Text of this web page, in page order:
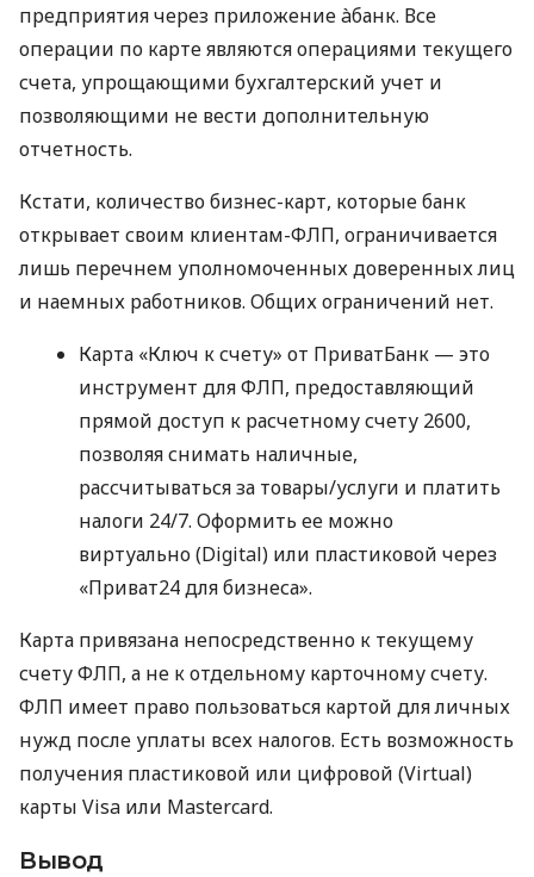
предприятия через приложение àбанк. Все
операции по карте являются операциями текущего
счета, упрощающими бухгалтерский учет и
позволяющими не вести дополнительную
отчетность.
Кстати, количество бизнес-карт, которые банк
открывает своим клиентам-ФЛП, ограничивается
лишь перечнем уполномоченных доверенных лиц
и наемных работников. Общих ограничений нет.
Карта «Ключ к счету» от ПриватБанк — это
инструмент для ФЛП, предоставляющий
прямой доступ к расчетному счету 2600,
позволяя снимать наличные,
рассчитываться за товары/услуги и платить
налоги 24/7. Оформить ее можно
виртуально (Digital) или пластиковой через
«Приват24 для бизнеса».
Карта привязана непосредственно к текущему
счету ФЛП, а не к отдельному карточному счету.
ФЛП имеет право пользоваться картой для личных
нужд после уплаты всех налогов. Есть возможность
получения пластиковой или цифровой (Virtual)
карты Visa или Mastercard.
Вывод